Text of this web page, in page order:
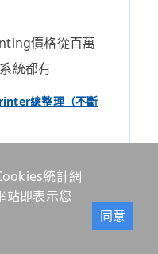
價格從百萬
統都有
總整理（不斷
統計網
站即表示您
同意